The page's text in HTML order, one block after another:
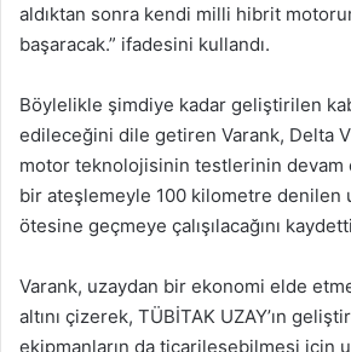
aldıktan sonra kendi milli hibrit
başaracak.” ifadesini kullandı.
Böylelikle şimdiye kadar geliştirilen
edileceğini dile getiren Varank, Delta
motor teknolojisinin testlerinin devam
bir ateşlemeyle 100 kilometre denilen
ötesine geçmeye çalışılacağını
Varank, uzaydan bir ekonomi elde
altını çizerek, TÜBİTAK UZAY’ın
ekipmanların da ticarileşebilmesi için